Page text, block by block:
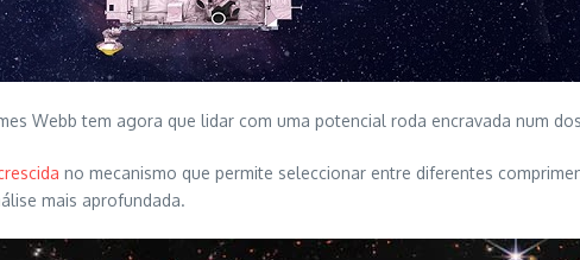
Webb tem agora que lidar com uma potencial roda encravada num
no mecanismo que permite seleccionar entre diferentes
mais aprofundada.